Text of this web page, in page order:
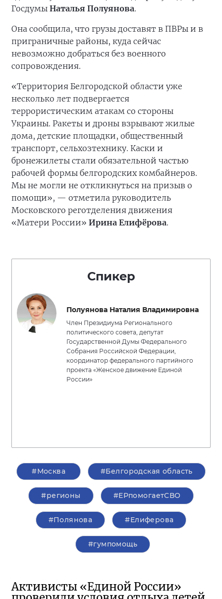
Госдумы Наталья Полуянова.
Она сообщила, что грузы доставят в ПВРы и в
приграничные районы, куда сейчас
невозможно добраться без военного
сопровождения.
«Территория Белгородской области уже
несколько лет подвергается
террористическим атакам со стороны
Украины. Ракеты и дроны взрывают жилые
дома, детские площадки, общественный
транспорт, сельхозтехнику. Каски и
бронежилеты стали обязательной частью
рабочей формы белгородских комбайнеров.
Мы не могли не откликнуться на призыв о
помощи», — отметила руководитель
Московского реготделения движения
«Матери России» Ирина Елифёрова.
Спикер
Полуянова Наталия Владимировна
Член Президиума Регионального
политического совета, депутат
Государственной Думы Федерального
Собрания Российской Федерации,
координатор федерального партийного
проекта «Женское движение Единой
России»
#Москва #Белгородская область
#регионы #ЕРпомогаетСВО
#Полянова #Елиферова
#гумпомощь
Активисты «Единой России»